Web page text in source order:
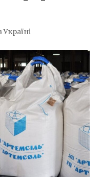
Україні